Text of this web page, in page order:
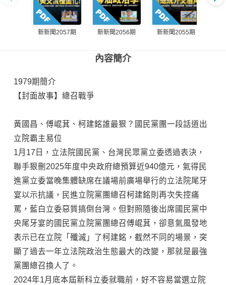
新新聞2057期 新新聞2056期 新新聞2055期
內容簡介
1979期簡介
【封面故事】總召戰爭
黃國昌、傅崐萁、柯建銘誰最狠？國民黨團一段話道出
立院霸主易位
1月17日，立法院國民黨、台灣民眾黨立委透過表決，
聯手狠刪2025年度中央政府總預算近940億元，氣得民
進黨立委當晚集體缺席在議場前廣場舉行的立法院尾牙
宴以示抗議，民進立院黨團總召柯建銘則再次失控痛
罵，藍白立委惡質搞倒台灣。但對照隨後出席國民黨中
央尾牙宴的國民黨立院黨團總召傅崐萁，卻意氣風發地
表示已在立院「殲滅」了柯建銘，截然不同的場景，突
顯了過去一年立法院政治生態最大的改變，那就是最強
黨團總召換人了。
2024年1月底本屆新科立委就職前，好不容易當選立院